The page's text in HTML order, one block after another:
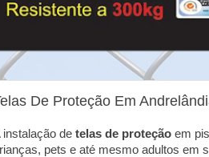
De Proteção Em
instalação de telas de proteção em
pets e até mesmo adultos em